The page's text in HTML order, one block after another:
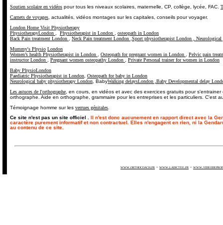
Soutien scolaire en vidéos pour tous les niveaux scolaires, maternelle, CP, collège, lycée, FAC.
Carnets de voyages , actualités, vidéos montages sur les capitales, conseils pour voyager.
London Home Visit Physiotherapy
PhysiotherapyLondon
Physiotherapist in London
osteopath in London
Back Pain treatment London
Neck Pain treatment London Sport physiotherapist London ,
Mummy's Physio London
Women’s health Physiotherapist in London
Osteopath for pregnant women in London
Pelvic pain
instructor London
Pregnant women osteopathy London
Private Personal trainer for women in London
Baby PhysioLondon
Paediatric Physiotherapist in London Osteopath for baby in London
Neurological baby physiotherapy London , BabyWalking delaysLondon , Baby Developmental delay
Les astuces de l'orthographe , en cours, en vidéos et avec des exercices gratuits pour
orthographe. Aide en orthographe, grammaire pour les entreprises et les particuliers. C'est
Témoignage homme sur les verrues génitales
Ce site n'est pas un site officiel
Il n'est donc aucunement en rapport direct avec la
caractère purement informatif et non contractuel. Elles n'engagent en rien, ni la
au contenu de ce site.
www.orthocoach.fr - www.ladictee.fr -